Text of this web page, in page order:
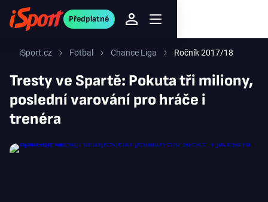
Předplatné
iSport.cz Fotbal Chance Liga Ročník 2017/18
Tresty ve Spartě: Pokuta tři miliony,
poslední varování pro hráče i
trenéra